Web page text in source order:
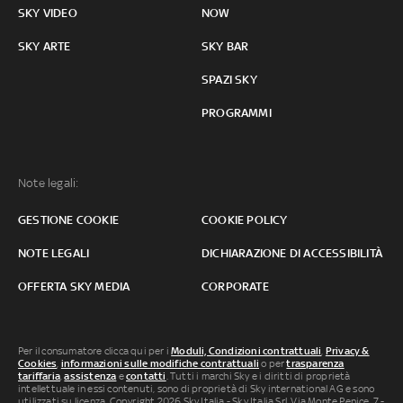
SKY VIDEO
SKY ARTE
NOW
SKY BAR
SPAZI SKY
PROGRAMMI
Note legali:
GESTIONE COOKIE COOKIE POLICY
NOTE LEGALI DICHIARAZIONE DI ACCESSIBILITÀ
OFFERTA SKY MEDIA CORPORATE
Per il consumatore clicca qui per iModuli, Condizioni contrattuali, Privacy &
Cookies, informazioni sulle modifiche contrattuali o pertrasparenza
tariffaria,assistenza econtatti. Tutti i marchi Sky e i diritti di proprietà
intellettuale in essi contenuti, sono di proprietà di Sky international AG e sono